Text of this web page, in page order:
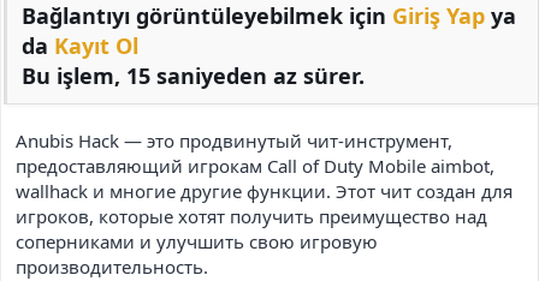
Bağlantıyı görüntüleyebilmek için Giriş Yap ya
da Kayıt Ol
Bu işlem, 15 saniyeden az sürer.
Anubis Hack — это продвинутый чит-инструмент,
предоставляющий игрокам Call of Duty Mobile aimbot,
wallhack и многие другие функции. Этот чит создан для
игроков, которые хотят получить преимущество над
соперниками и улучшить свою игровую
производительность.